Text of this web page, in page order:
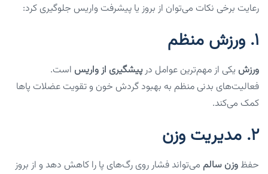
رعایت برخی نکات می‌توان از بروز یا پیشرفت واریس جلوگیری کرد:
1. ورزش منظم
ورزش یکی از مهم‌ترین عوامل درپیشگیری از واریس است.
فعالیت‌های بدنی منظم به بهبود گردش خون و تقویت عضلات پاها
کمک می‌کند.
2. مدیریت وزن
حفظوزن سالم می‌تواند فشار روی رگ‌های پا را کاهش دهد و از بروز